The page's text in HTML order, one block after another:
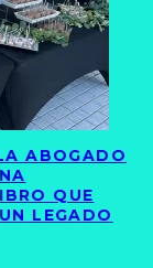
ABOGADO
QUE
LEGADO